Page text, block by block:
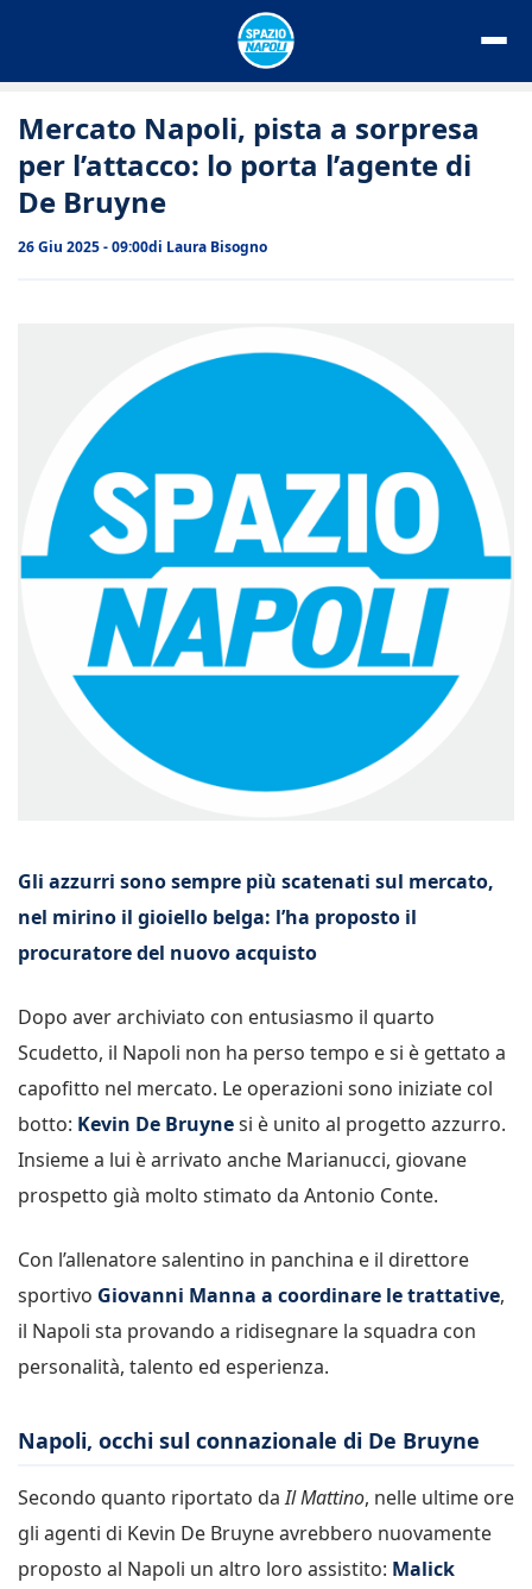
Mercato Napoli, pista a sorpresa
per l’attacco: lo porta l’agente di
De Bruyne
26 Giu 2025 - 09:00di Laura Bisogno
Gli azzurri sono sempre più scatenati sul mercato,
nel mirino il gioiello belga: l’ha proposto il
procuratore del nuovo acquisto
Dopo aver archiviato con entusiasmo il quarto
Scudetto, il Napoli non ha perso tempo e si è gettato a
capofitto nel mercato. Le operazioni sono iniziate col
botto: Kevin De Bruynesi è unito al progetto azzurro.
Insieme a lui è arrivato anche Marianucci, giovane
prospetto già molto stimato da Antonio Conte.
Con l’allenatore salentino in panchina e il direttore
sportivo Giovanni Manna a coordinare le trattative,
il Napoli sta provando a ridisegnare la squadra con
personalità, talento ed esperienza.
Napoli, occhi sul connazionale di De Bruyne
Secondo quanto riportato daIl Mattino, nelle ultime ore
gli agenti di Kevin De Bruyne avrebbero nuovamente
proposto al Napoli un altro loro assistito: Malick